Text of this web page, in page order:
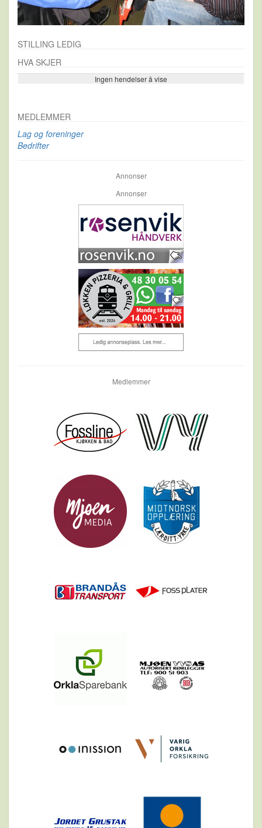
STILLING LEDIG
HVA SKJER
Ingen hendelser å vise
Se flere…
MEDLEMMER
Lag og foreninger
Bedrifter
Annonser
Annonser
Medlemmer